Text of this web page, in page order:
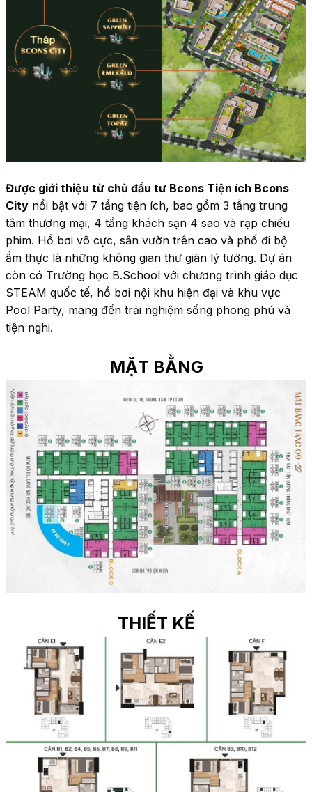
﻿Được giới thiệu từ chủ đầu tư Bcons Tiện ích Bcons
City nổi bật với 7 tầng tiện ích, bao gồm 3 tầng trung
tâm thương mại, 4 tầng khách sạn 4 sao và rạp chiếu
phim. Hồ bơi vô cực, sân vườn trên cao và phố đi bộ
ẩm thực là những không gian thư giãn lý tưởng. Dự án
còn có Trường học B.School với chương trình giáo dục
STEAM quốc tế, hồ bơi nội khu hiện đại và khu vực
Pool Party, mang đến trải nghiệm sống phong phú và
tiện nghi.
MẶT BẰNG
THIẾT KẾ